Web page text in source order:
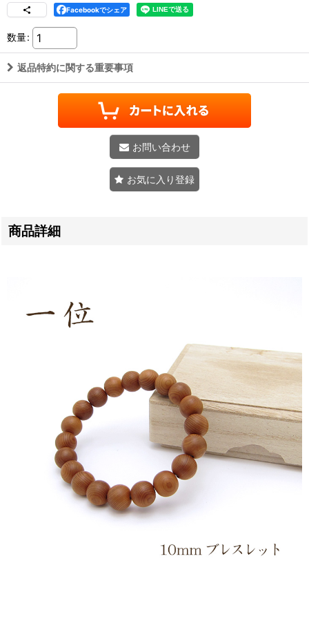
Facebookでシェア
数量:
返品特約に関する重要事項
お問い合わせ
お気に入り登録
商品詳細